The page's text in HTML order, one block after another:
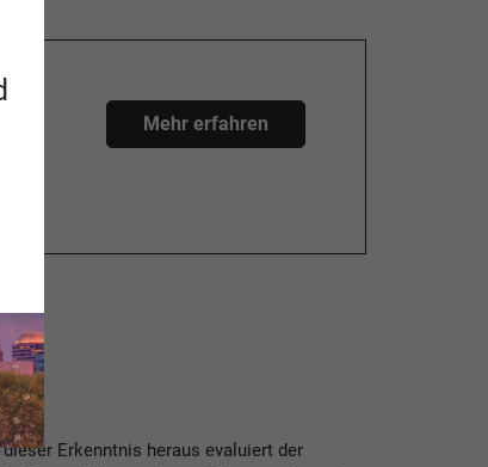
Mehr erfahren
Erkenntnis heraus evaluiert der